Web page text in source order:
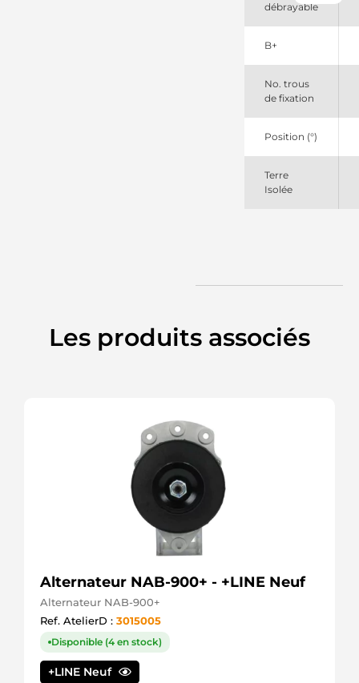
816009060
PSH
931315
EDR
DRA1315
Remy
LRA03074
Lucas
débrayable
B+
No. trous
de fixation
Position (°)
Terre
Isolée
Les produits associés
Alternateur NAB-900+ - +LINE Neuf
Alternateur NAB-900+
Ref. AtelierD : 3015005
Disponible (4 en stock)
+LINE Neuf